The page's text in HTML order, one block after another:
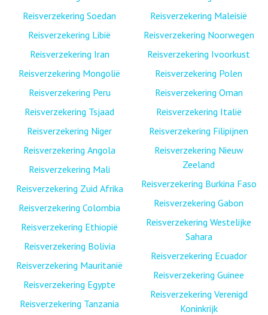
Reisverzekering Soedan
Reisverzekering Libië
Reisverzekering Iran
Reisverzekering Mongolië
Reisverzekering Peru
Reisverzekering Tsjaad
Reisverzekering Niger
Reisverzekering Angola
Reisverzekering Mali
Reisverzekering Zuid Afrika
Reisverzekering Colombia
Reisverzekering Ethiopië
Reisverzekering Bolivia
Reisverzekering Mauritanië
Reisverzekering Egypte
Reisverzekering Tanzania
Reisverzekering Maleisië
Reisverzekering Noorwegen
Reisverzekering Ivoorkust
Reisverzekering Polen
Reisverzekering Oman
Reisverzekering Italië
Reisverzekering Filipijnen
Reisverzekering Nieuw
Zeeland
Reisverzekering Burkina Faso
Reisverzekering Gabon
Reisverzekering Westelijke
Sahara
Reisverzekering Ecuador
Reisverzekering Guinee
Reisverzekering Verenigd
Koninkrijk